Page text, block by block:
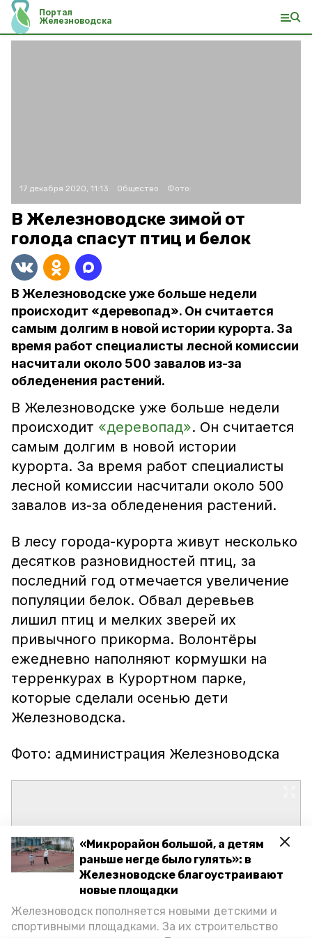
«Микрорайон большой, а детям
раньше негде было гулять»: в
Железноводске благоустраивают
новые площадки
Железноводск пополняется новыми детскими и
спортивными площадками. За их строительство
Портал
Железноводска
17 декабря 2020, 11:13 Общество Фото:
В Железноводске зимой от
голода спасут птиц и белок
В Железноводске уже больше недели
происходит «деревопад». Он считается
самым долгим в новой истории курорта. За
время работ специалисты лесной комиссии
насчитали около 500 завалов из-за
обледенения растений.
В Железноводске уже больше недели
происходит «деревопад». Он считается
самым долгим в новой истории
курорта. За время работ специалисты
лесной комиссии насчитали около 500
завалов из-за обледенения растений.
В лесу города-курорта живут несколько
десятков разновидностей птиц, за
последний год отмечается увеличение
популяции белок. Обвал деревьев
лишил птиц и мелких зверей их
привычного прикорма. Волонтёры
ежедневно наполняют кормушки на
терренкурах в Курортном парке,
которые сделали осенью дети
Железноводска.
Фото: администрация Железноводска